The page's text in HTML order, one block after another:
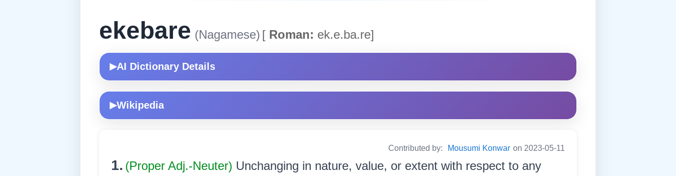
ekebare (Nagamese) [ Roman: ek.e.ba.re]
▶AI Dictionary Details
▶Wikipedia
Contributed by: Mousumi Konwar on 2023-05-11
1. (Proper Adj.-Neuter) Unchanging in nature, value, or extent with respect to any